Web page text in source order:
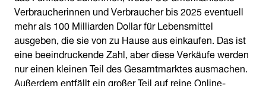
Verbraucherinnen und Verbraucher bis 2025 eventuell
mehr als 100 Milliarden Dollar für Lebensmittel
ausgeben, die sie von zu Hause aus einkaufen. Das ist
eine beeindruckende Zahl, aber diese Verkäufe werden
nur einen kleinen Teil des Gesamtmarktes ausmachen.
Außerdem entfällt ein großer Teil auf reine Online-